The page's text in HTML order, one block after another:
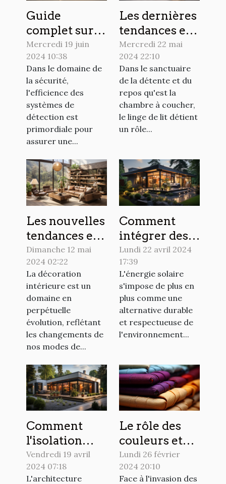
Guide
complet sur le
choix et
l'installation
des
colonnettes
pour
optimiser la
détection
dans les
systèmes de
sécurité
Mercredi 19 juin
2024 10:38
Dans le domaine de
la sécurité,
l'efficience des
systèmes de
détection est
primordiale pour
assurer une...
Les dernières
tendances en
matière de
design de
linge de lit
pour
sublimer
votre
chambre
Mercredi 22 mai
2024 22:10
Dans le sanctuaire
de la détente et du
repos qu'est la
chambre à coucher,
le linge de lit détient
un rôle...
Les nouvelles
tendances en
matière de
décoration
intérieure
pour 2024
Dimanche 12 mai
2024 02:22
La décoration
intérieure est un
domaine en
perpétuelle
évolution, reflétant
les changements de
nos modes de...
Comment
intégrer des
panneaux
solaires dans
votre design
extérieur
Lundi 22 avril 2024
17:39
L'énergie solaire
s'impose de plus en
plus comme une
alternative durable
et respectueuse de
l'environnement...
Comment
l'isolation
extérieure
influence le
Vendredi 19 avril
2024 07:18
L'architecture
Le rôle des
couleurs et
des textures
dans la lutte
Lundi 26 février
2024 20:10
Face à l'invasion des